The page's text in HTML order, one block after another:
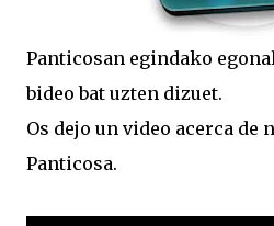
Panticosan egindako
bideo bat uzten dizuet.
Os dejo un video acerca de
Panticosa.